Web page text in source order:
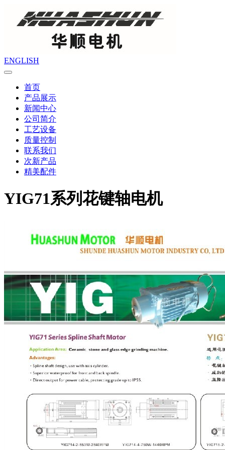
ENGLISH
首页
产品展示
新闻中心
公司简介
工艺设备
质量控制
联系我们
次新产品
精美配件
YIG71系列花键轴电机